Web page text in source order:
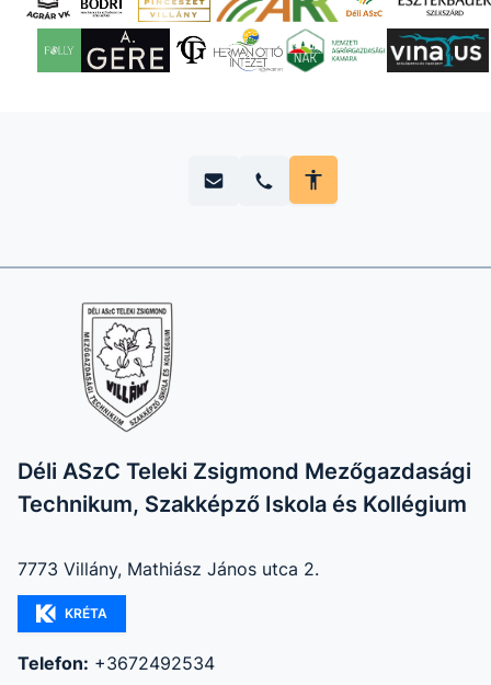
Déli ASzC Teleki Zsigmond Mezőgazdasági
Technikum, Szakképző Iskola és Kollégium
7773 Villány, Mathiász János utca 2.
KRÉTA
Telefon: +3672492534